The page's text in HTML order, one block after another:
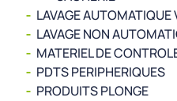
LAVAGE AUTOMATIQUE
LAVAGE NON
MATERIEL DE
PDTS PERIPHERIQUES
PRODUITS PLONGE